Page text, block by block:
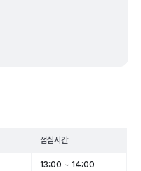
점심시간
13:00 ~ 14:00